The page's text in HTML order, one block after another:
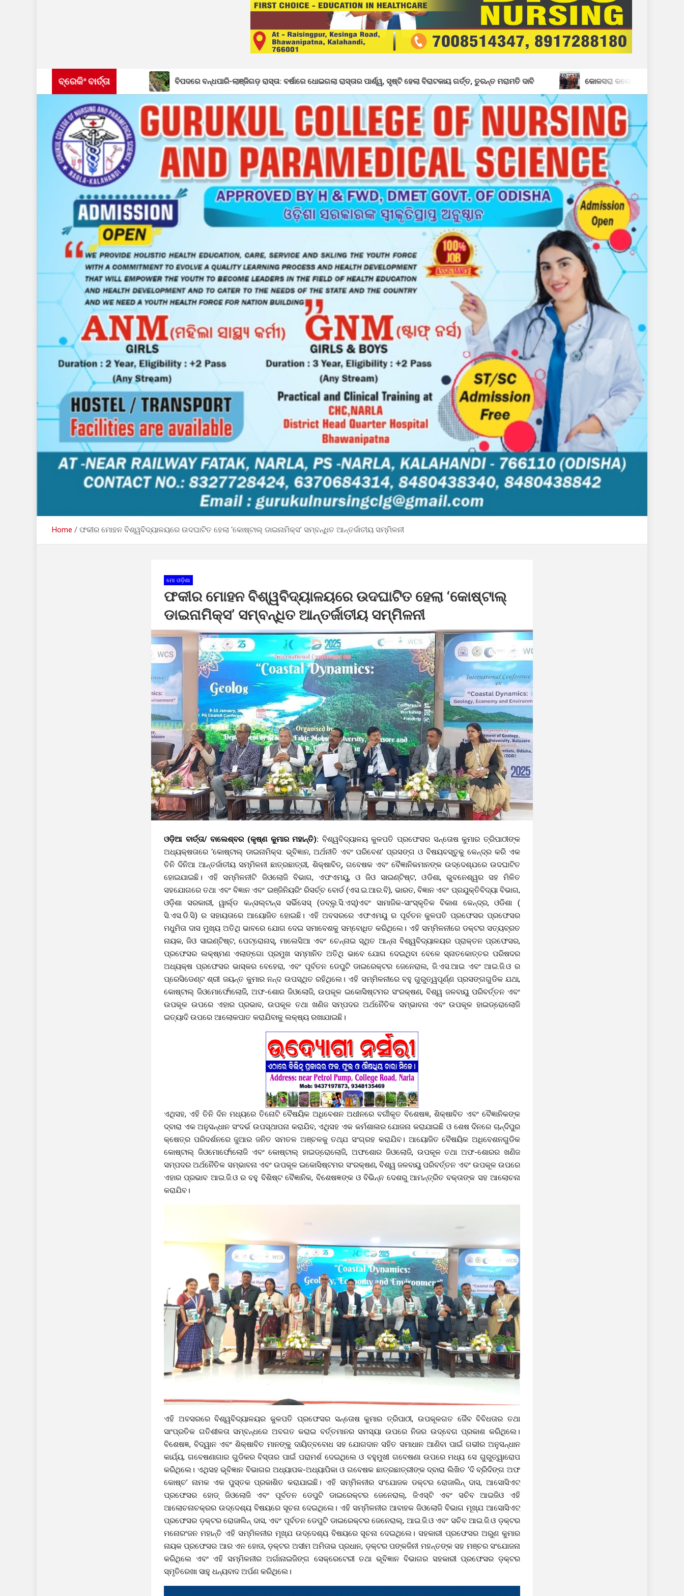
ବ୍ରେକିଂ ବାର୍ତ୍ତା
ବସ, ୩ ଆହତ ବିପଦରେ ବନ୍ଧପାରି-ଲାଞ୍ଜିଗଡ଼ ରାସ୍ତା: ବର୍ଷାରେ ଧୋଇଗଲା ରାସ୍ତାର ପାର୍ଶ୍ୱ, ସୃଷ୍ଟି ହେଲା ବିରାଟକାୟ ଗର୍ତ୍ତ, ତୁରନ୍ତ ମରାମତି ଦାବି କୋକସରା କଲେଜରେ ଅବସର ପ୍ରାପ୍ତ କର୍ମଚାରୀଙ୍କୁ
Home ଫକୀର ମୋହନ ବିଶ୍ୱବିଦ୍ୟାଳୟରେ ଉଦଘାଟିତ ହେଲା ‘କୋଷ୍ଟାଲ୍ ଡାଇନାମିକ୍ସ’ ସମ୍ବନ୍ଧିତ ଆନ୍ତର୍ଜାତୀୟ ସମ୍ମିଳନୀ
ମୋ ଓଡ଼ିଶା
ଫକୀର ମୋହନ ବିଶ୍ୱବିଦ୍ୟାଳୟରେ ଉଦଘାଟିତ ହେଲା ‘କୋଷ୍ଟାଲ୍
ଡାଇନାମିକ୍ସ’ ସମ୍ବନ୍ଧିତ ଆନ୍ତର୍ଜାତୀୟ ସମ୍ମିଳନୀ
ଓଡ଼ିଆ ବାର୍ତ୍ତା/ ବାଲେଶ୍ବର (କୃଷ୍ଣ କୁମାର ମହାନ୍ତି): ବିଶ୍ୱବିଦ୍ୟାଳୟ କୁଳପତି ପ୍ରଫେସର ସନ୍ତୋଷ କୁମାର ତ୍ରିପାଠୀଙ୍କ
ଅଧ୍ୟକ୍ଷତାରେ ‘କୋଷ୍ଟାଲ୍ ଡାଇନାମିକ୍ସ: ଭୂବିଜ୍ଞାନ, ଅର୍ଥନୀତି ଏବଂ ପରିବେଶ’ ପ୍ରସଙ୍ଗ ଓ ବିଷୟବସ୍ତୁକୁ କେନ୍ଦ୍ର କରି ଏକ
ତିନି ଦିନିଆ ଆନ୍ତର୍ଜାତୀୟ ସମ୍ମିଳନୀ ଛାତ୍ରଛାତ୍ରୀ, ଶିକ୍ଷାବିତ୍, ଗବେଷକ ଏବଂ ବୈଜ୍ଞାନିକମାନଙ୍କ ଉଦ୍ଦେଶ୍ଯରେ ଉଦଘାଟିତ
ହୋଇଯାଇଛି। ଏହି ସମ୍ମିଳନୀଟି ଜିଓଲୋଜି ବିଭାଗ, ଏଫଏମୟୁ, ଓ ଜିଓ ସାଇଣ୍ଟିଷ୍ଟ, ଓଡିଶା, ଭୁବନେଶ୍ୱର ସହ ମିଳିତ
ସହଯୋଗରେ ତଥା ଏବଂ ବିଜ୍ଞାନ ଏବଂ ଇଞ୍ଜିନିୟରିଂ ରିସର୍ଚ୍ଚ ବୋର୍ଡ (ଏସ.ଇ.ଆର.ବି), ଭାରତ, ବିଜ୍ଞାନ ଏବଂ ପ୍ରଯୁକ୍ତିବିଦ୍ୟା ବିଭାଗ,
ଓଡ଼ିଶା ସରକାରୀ, ୱାର୍ଲ୍ଡ କନ୍ସଲ୍ଟାନ୍ସ ସର୍ଭିସେସ୍ (ଡବ୍ଲୁ.ସି.ଏସ୍)ଏବଂ ସାମାଜିକ-ସାଂସ୍କୃତିକ ବିକାଶ କେନ୍ଦ୍ର, ଓଡିଶା (
ସି.ଏସ.ଡି.ସି) ର ସହାୟତାରେ ଆୟୋଜିତ ହୋଇଛି। ଏହି ଅବସରରେ ଏଫଏମୟୁ ର ପୂର୍ବତନ କୁଳପତି ପ୍ରଫେସର ପ୍ରଫେସର
ମଧୁମିତା ଦାସ ମୁଖ୍ୟ ଅତିଥି ଭାବରେ ଯୋଗ ଦେଇ ସମାବେଶକୁ ସମ୍ବୋଧିତ କରିଥିଲେ। ଏହି ସମ୍ମିଳନୀରେ ଡକ୍ଟର ସତ୍ୟବ୍ରତ
ନାୟକ, ଜିଓ ସାଇଣ୍ଟିଷ୍ଟ, ପେଟ୍ରୋନାସ୍, ମାଲେସିଆ ଏବଂ ଚେନ୍ନାଇ ସ୍ଥିତ ଆନ୍ନା ବିଶ୍ୱବିଦ୍ୟାଳୟର ପ୍ରାକ୍ତନ ପ୍ରଫେସର,
ପ୍ରଫେସର ଲକ୍ଷ୍ମଣ ଏଲାଙ୍ଗୋ ପ୍ରମୁଖ ସମ୍ମାନିତ ଅତିଥି ଭାବେ ଯୋଗ ଦେଇଥିବା ବେଳେ ସ୍ନାତକୋତ୍ତର ପରିଷଦର
ଅଧ୍ୟକ୍ଷ ପ୍ରଫେସର ଭାସ୍କର ବେହେରା, ଏବଂ ପୂର୍ବତନ ଡେପୁଟି ଡାଇରେକ୍ଟର ଜେନେରାଲ, ଜି.ଏସ.ଆଇ ଏବଂ ଆଇ.ଜି.ଓ ର
ପ୍ରେସିଡେଣ୍ଟ ଶ୍ରୀ ଜୟନ୍ତ କୁମାର ନନ୍ଦ ଉପସ୍ଥିତ ରହିଥିଲେ। ଏହି ସମ୍ମିଳନୀରେ ବହୁ ଗୁରୁତ୍ୱପୂର୍ଣ୍ଣ ପ୍ରସଙ୍ଗଗୁଡିକ ଯଥା,
କୋଷ୍ଟାଲ୍ ଜିଓମୋର୍ଫୋଲୋଜି, ଅଫ-ଶୋର ଜିଓଲୋଜି, ଉପକୂଳ ଇକୋସିଷ୍ଟମର ସଂରକ୍ଷଣ, ବିଶ୍ୱ ଜଳବାୟୁ ପରିବର୍ତ୍ତନ ଏବଂ
ଉପକୂଳ ଉପରେ ଏହାର ପ୍ରଭାବ, ଉପକୂଳ ତଥା ଖଣିଜ ସମ୍ପଦର ଅର୍ଥନୈତିକ ସମ୍ଭାବନା ଏବଂ ଉପକୂଳ ହାଇଡ୍ରୋଲୋଜି
ଇତ୍ୟାଦି ଉପରେ ଆଲୋକପାତ କରାଯିବାକୁ ଲକ୍ଷ୍ୟ ରଖାଯାଇଛି।
ଏଥିସହ, ଏହି ତିନି ଦିନ ମଧ୍ୟରେ ତିନୋଟି ବୈଷୟିକ ଅଧିବେଶନ ଅଧୀନରେ ବର୍ଗୀକୃତ ବିଶେଷଜ୍ଞ, ଶିକ୍ଷାବିତ ଏବଂ ବୈଜ୍ଞାନିକଙ୍କ
ଦ୍ବାରା ଏକ ଅନୁସନ୍ଧାନ ସଂଦର୍ଭ ଉପସ୍ଥାପନା କରାଯିବ, ଏଥିସହ ଏକ କର୍ମଶାଳାର ଯୋଜନା କରାଯାଇଛି ଓ ଶେଷ ଦିନରେ ଚାନ୍ଦିପୁର
କ୍ଷେତ୍ର ପରିଦର୍ଶନରେ ଜୁଆର ଜନିତ ସମତଳ ଅଞ୍ଚଳକୁ ତଥ୍ଯ ସଂଗ୍ରହ କରାଯିବ। ଆୟୋଜିତ ବୈଷୟିକ ଅଧିବେଶନଗୁଡିକ
କୋଷ୍ଟାଲ୍ ଜିଓମୋର୍ଫୋଲୋଜି ଏବଂ କୋଷ୍ଟାଲ୍ ହାଇଡ୍ରୋଲୋଜି, ଅଫଶୋର ଜିଓଲୋଜି, ଉପକୂଳ ତଥା ଅଫ-ଶୋରର ଖଣିଜ
ସମ୍ପଦର ଅର୍ଥନୈତିକ ସମ୍ଭାବନା ଏବଂ ଉପକୂଳ ଇକୋସିଷ୍ଟମର ସଂରକ୍ଷଣ, ବିଶ୍ୱ ଜଳବାୟୁ ପରିବର୍ତ୍ତନ ଏବଂ ଉପକୂଳ ଉପରେ
ଏହାର ପ୍ରଭାବ ଆଇ.ଜି.ଓ ର ବହୁ ବିଶିଷ୍ଟ ବୈଜ୍ଞାନିକ, ବିଶେଷଜ୍ଞଙ୍କ ଓ ବିଭିନ୍ନ ଦେଶରୁ ଆମନ୍ତ୍ରିତ ବକ୍ତାଙ୍କ ସହ ଆଲୋଚନା
କରାଯିବ।
ଏହି ଅବସରରେ ବିଶ୍ୱବିଦ୍ୟାଳୟର କୁଳପତି ପ୍ରଫେସର ସନ୍ତୋଷ କୁମାର ତ୍ରିପାଠୀ, ଉପକୂଳଗତ ଜୈବ ବିବିଧତାର ତଥା
ସାଂପ୍ରତିକ ଗତିଶୀଳତା ସମ୍ବନ୍ଧରେ ଅବଗତ କରାଇ ବର୍ତ୍ତମାନର ସମସ୍ୟା ଉପରେ ନିଜର ଉଦ୍ବେଗ ପ୍ରକାଶ କରିଥିଲେ।
ବିଶେଷଜ୍ଞ, ବିଦ୍ୱାନ ଏବଂ ଶିକ୍ଷାବିତ ମାନଙ୍କୁ ଦାୟିତ୍ବବୋଧ ସହ ଯୋଗଦାନ ସହିତ ସମାଧାନ ଆଣିବା ପାଇଁ ଗଭୀର ଅନୁସନ୍ଧାନ
କାର୍ଯ୍ୟ, ଗବେଷଣାଗାର ଗୁଡିକର ବିସ୍ତାର ପାଇଁ ପରାମର୍ଶ ଦେଇଥିଲେ ଓ ବହୁମୁଖୀ ଗବେଷଣା ଉପରେ ମଧ୍ୟ ସେ ଗୁରୁତ୍ୱାରୋପ
କରିଥିଲେ। ଏଥିସହ ଭୂବିଜ୍ଞାନ ବିଭାଗର ଅଧ୍ୟାପକ-ଅଧ୍ୟାପିକା ଓ ଗବେଷକ ଛାତ୍ରଛାତ୍ରୀଙ୍କ ଦ୍ବାରା ଲିଖିତ ‘ଦି ବ୍ରିଦିଙ୍ଗ ଅଫ
କୋଷ୍ଚ’ ନାମକ ଏକ ପୁସ୍ତକ ପ୍ରକାଶିତ କରାଯାଇଛି। ଏହି ସମ୍ମିଳନୀର ସଂଯୋଜକ ଡକ୍ଟର ରୋଜାଲିନ୍ ଦାସ, ଆସୋସିଏଟ୍
ପ୍ରଫେସର ହୋଡ୍ ଜିଓଲୋଜି ଏବଂ ପୂର୍ବତନ ଡେପୁଟି ଡାଇରେକ୍ଟର ଜେନେରାଲ୍, ଜିଏସ୍ଟି ଏବଂ ସଚିବ ଆଇଜିଓ ଏହି
ଆଲୋଚନାଚକ୍ରର ଉଦ୍ଦେଶ୍ୟ ବିଷୟରେ ସୂଚନା ଦେଇଥିଲେ। ଏହି ସମ୍ମିଳନୀର ଆବାହକ ଜିଓଲୋଜି ବିଭାଗ ମୂଖ୍ଯ ଆସୋସିଏଟ୍
ପ୍ରଫେସର ଡ଼କ୍ଟର ରୋଜାଲିନ୍ ଦାସ, ଏବଂ ପୂର୍ବତନ ଡେପୁଟି ଡାଇରେକ୍ଟର ଜେନେରାଲ୍, ଆଇ.ଜି.ଓ ଏବଂ ସଚିବ ଆଇ.ଜି.ଓ ଡ଼କ୍ଟର
ମନୋରଂଜନ ମହାନ୍ତି ଏହି ସମ୍ମିଳନୀର ମୂଖ୍ଯ ଉଦ୍ଦେଶ୍ୟ ବିଷୟରେ ସୂଚନା ଦେଇଥିଲେ। ସହକାରୀ ପ୍ରଫେସର ଅରୁଣ କୁମାର
ନାୟକ ପ୍ରଫେସର ଆର ଏନ ହୋତା, ଡ଼କ୍ଟର ଅସୀମ ଅମିତାଭ ପ୍ରଧାନ, ଡ଼କ୍ଟର ପଙ୍କଜିନୀ ମହନ୍ତଙ୍କ ସହ ମଞ୍ଚର ସଂଯୋଜନା
କରିଥିଲେ ଏବଂ ଏହି ସମ୍ମିଳନୀର ଅର୍ଗାନାଇଜିଙ୍ଗ ସେକ୍ରେଟେରୀ ତଥା ଭୂବିଜ୍ଞାନ ବିଭାଗର ସହକାରୀ ପ୍ରଫେସର ଡ଼କ୍ଟର
ସ୍ମୃତିରେଖା ସାହୁ ଧନ୍ୟବାଦ ଅର୍ପଣ କରିଥିଲେ।